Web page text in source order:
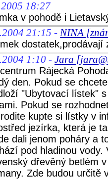
18:27
v pohodě i
21:15 - NINA
dostatek,prodávají
1:10 - Jara
Rájecká
den. Pokud se
"Ubytovací lístek"
Pokud se
kupte si lístky v
jezírka, která je
dali jenom poháry a
pod hladinou
dřevěný betlém
Zde budou určitě